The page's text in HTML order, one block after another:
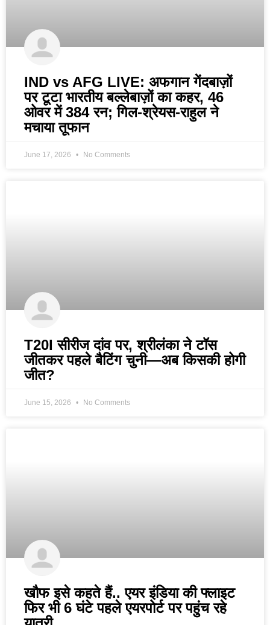
IND vs AFG LIVE: अफगान गेंदबाज़ों
पर टूटा भारतीय बल्लेबाज़ों का कहर, 46
ओवर में 384 रन; गिल-श्रेयस-राहुल ने
मचाया तूफान
June 17, 2026 No Comments
T20I सीरीज दांव पर, श्रीलंका ने टॉस
जीतकर पहले बैटिंग चुनी—अब किसकी होगी
जीत?
June 15, 2026 No Comments
खौफ इसे कहते हैं.. एयर इंडिया की फ्लाइट
फिर भी 6 घंटे पहले एयरपोर्ट पर पहुंच रहे